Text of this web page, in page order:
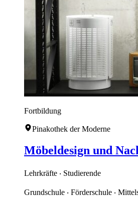
Fortbildung
Pinakothek der Moderne
Möbeldesign und
Lehrkräfte ‧ Studierende
Grundschule ‧ Förderschule ‧